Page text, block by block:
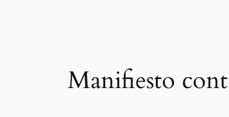
Manifiesto